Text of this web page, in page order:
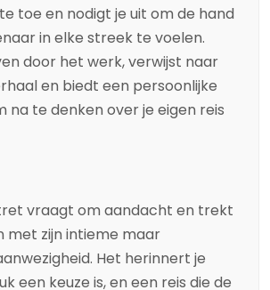
toe en nodigt je uit om de hand
in elke streek te voelen.
door het werk, verwijst naar
en biedt een persoonlijke
na te denken over je eigen reis
vraagt om aandacht en trekt
met zijn intieme maar
Het herinnert je
een keuze is, en een reis die de